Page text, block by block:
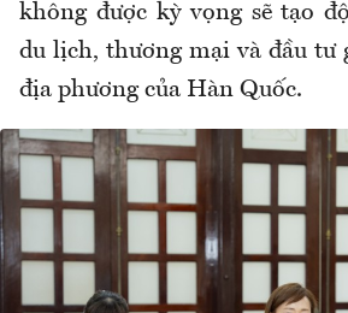
không được kỳ vọng sẽ tạo
du lịch, thương mại và đầu tư
địa phương của Hàn Quốc.